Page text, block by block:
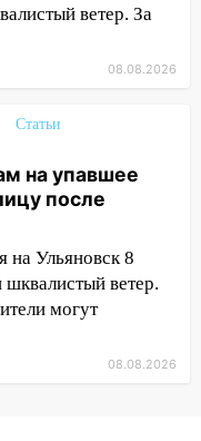
город:
рухнул
обманули
на
улицу
ветер. За
08.08.2026
Статьи
на упавшее
после
на Ульяновск 8
шквалистый ветер.
могут
08.08.2026